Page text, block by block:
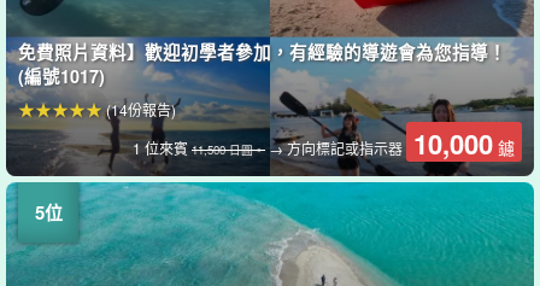
免費照片資料】歡迎初學者參加，有經驗的導遊會為您指導！
(編號1017)
1 位來賓 11,500 日圓。 → 方向標記或指示器 10,000 鑢
(14份報告)